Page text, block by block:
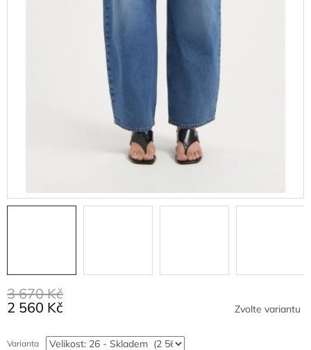
3 670 Kč
2 560 Kč
cena:
Zvolte variantu
Varianta